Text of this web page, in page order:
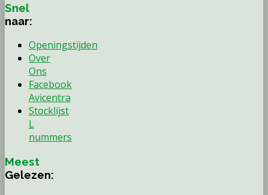
Snel
naar:
Openingstijden
Over
Ons
Facebook
Avicentra
Stocklijst
L
nummers
Meest
Gelezen: